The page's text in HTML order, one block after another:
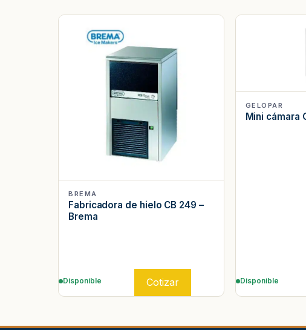
BREMA
Fabricadora de hielo CB 249 –
Brema
Disponible Cotizar
GELOPAR
Mini cámara
Disponible